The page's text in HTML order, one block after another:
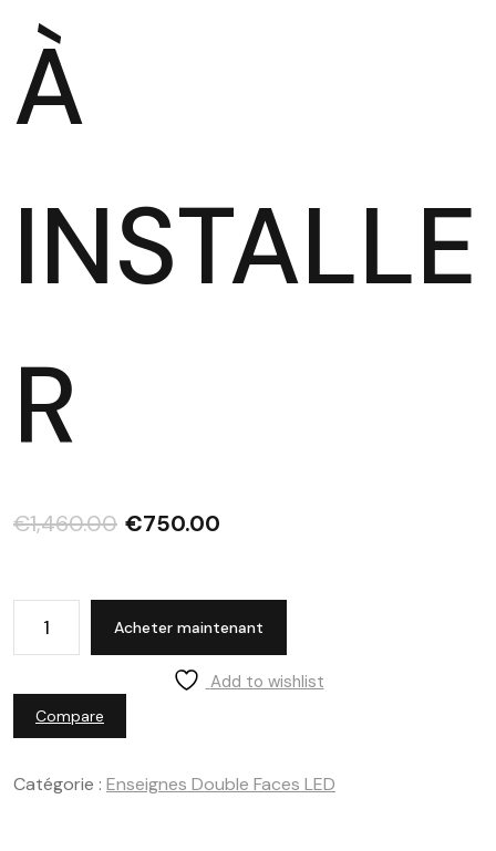
À
INSTALLE
R
€1,460.00 €750.00
Acheter maintenant
Add to wishlist
Compare
Catégorie : Enseignes Double Faces LED